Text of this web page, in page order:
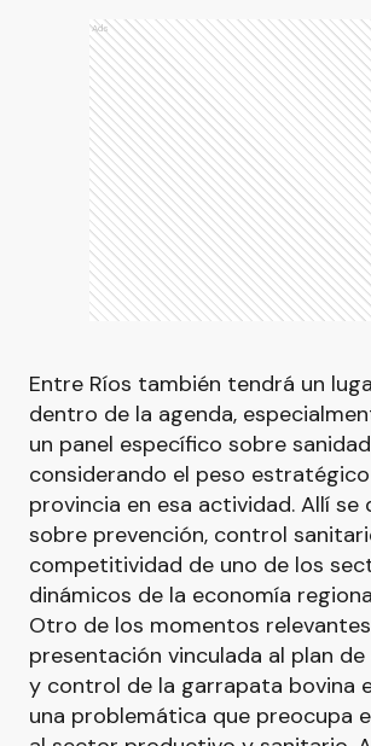
Ads
Entre Ríos también tendrá un
dentro de la agenda,
un panel específico sobre
considerando el peso
provincia en esa actividad. Allí se
sobre prevención, control
competitividad de uno de los
dinámicos de la economía
Otro de los momentos
presentación vinculada al plan
y control de la garrapata bovina
una problemática que preocupa